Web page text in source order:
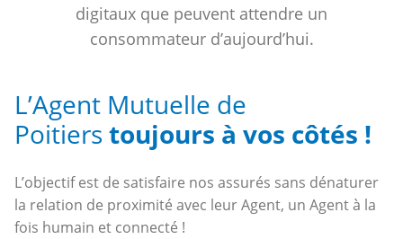
digitaux que peuvent attendre un
consommateur d’aujourd’hui.
L’Agent Mutuelle de
Poitiers toujours à vos côtés !
L’objectif est de satisfaire nos assurés sans dénaturer
la relation de proximité avec leur Agent, un Agent à la
fois humain et connecté !